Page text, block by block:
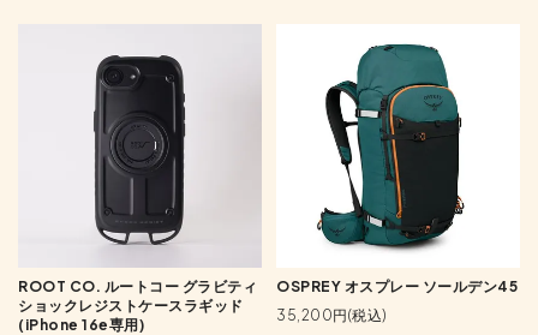
ROOT CO. ルートコー グラビティ
ショックレジストケースラギッド
(iPhone 16e専用)
OSPREY オスプレー ソールデン45
35,200円(税込)